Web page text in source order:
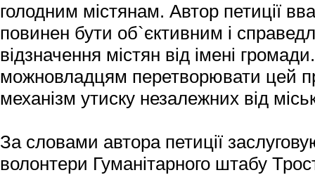
голодним містянам. Автор петиції
повинен бути об`єктивним і
відзначення містян від імені
можновладцям перетворювати цей
механізм утиску незалежних від
За словами автора петиції
волонтери Гуманітарного штабу